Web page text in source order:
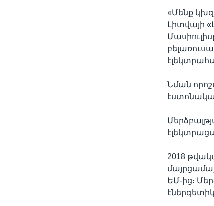
«Մենք
Լիտվայի
Նման
2018
ԵՄ-ից։